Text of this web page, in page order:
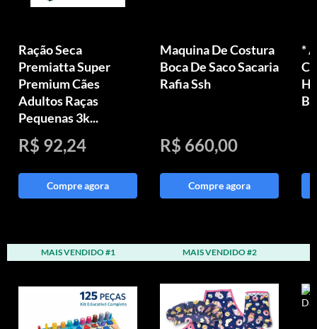
Ração Seca
Premiatta Super
Premium Cães
Adultos Raças
Pequenas 3k...
R$ 92,24
Compre agora
Maquina De Costura
Boca De Saco Sacaria
Rafia Ssh
R$ 660,00
Compre agora
*
MAIS VENDIDO #1 MAIS VENDIDO #2